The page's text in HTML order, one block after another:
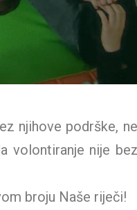
njihove podrške,
nije
broju Naše riječi!